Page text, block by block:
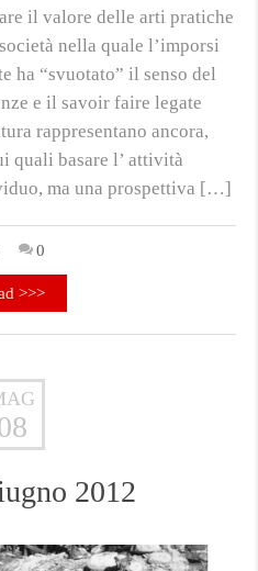
il valore delle arti pratiche
nella quale l’imporsi
ha “svuotato” il senso del
e il savoir faire legate
rappresentano ancora,
quali basare l’ attività
ma una prospettiva […]
0
>>>
2012